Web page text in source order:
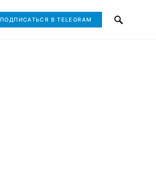
ПОДПИСАТЬСЯ В TELEGRAM